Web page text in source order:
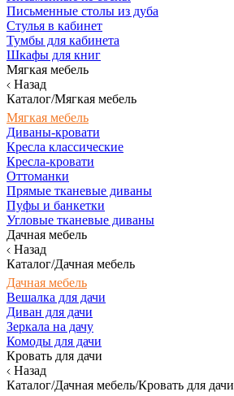
Письменные столы из дуба
Стулья в кабинет
Тумбы для кабинета
Шкафы для книг
Мягкая мебель
Назад
Каталог/Мягкая мебель
Мягкая мебель
Диваны-кровати
Кресла классические
Кресла-кровати
Оттоманки
Прямые тканевые диваны
Пуфы и банкетки
Угловые тканевые диваны
Дачная мебель
Назад
Каталог/Дачная мебель
Дачная мебель
Вешалка для дачи
Диван для дачи
Зеркала на дачу
Комоды для дачи
Кровать для дачи
Назад
Каталог/Дачная мебель/Кровать для дачи